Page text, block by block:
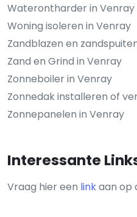
Waterontharder in Venray
Woning isoleren in Venray
Zandblazen en
Zand en Grind in Venray
Zonneboiler in Venray
Zonnedak installeren of
Zonnepanelen in Venray
Interessante
Vraag hier een linkaan op